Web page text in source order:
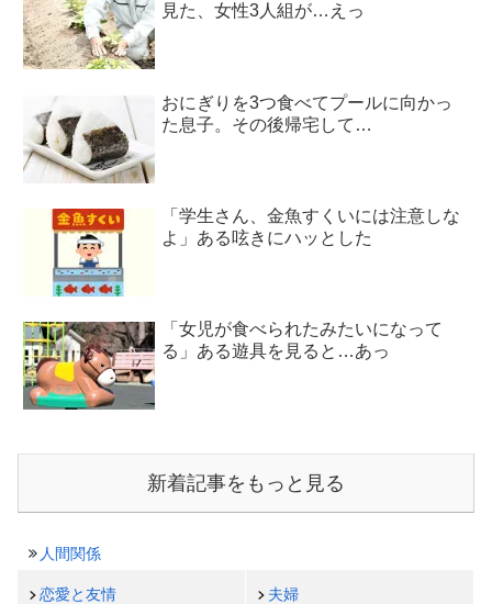
見た、女性3人組が…えっ
おにぎりを3つ食べてプールに向かっ
た息子。その後帰宅して…
「学生さん、金魚すくいには注意しな
よ」ある呟きにハッとした
「女児が食べられたみたいになって
る」ある遊具を見ると…あっ
新着記事をもっと見る
人間関係
恋愛と友情 夫婦